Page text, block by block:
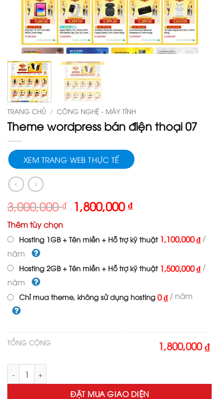
TRANG CHỦ / CÔNG NGHỆ - MÁY TÍNH
Theme wordpress bán điện thoại 07
XEM TRANG WEB THỰC TẾ
3,000,000₫ Giá
gốc
3,000,000 ₫.
1,800,000₫Giá
là:
Thêm tùy chọn
Hosting 1GB + Tên miền + Hỗ trợ kỹ thuật 1,100,000 ₫ /
năm
Hosting 2GB + Tên miền + Hỗ trợ kỹ thuật 1,500,000 ₫ /
năm
Chỉ mua theme, không sử dụng hosting 0 ₫ / năm
TỔNG CỘNG 1,800,000 ₫
Theme wordpress bán điện thoại 07 số lượng
ĐẶT MUA GIAO DIỆN